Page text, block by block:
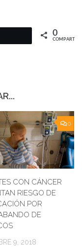
0
COMPARTIR
0
CON CÁNCER
RIESGO DE
POR
DE
9, 2018